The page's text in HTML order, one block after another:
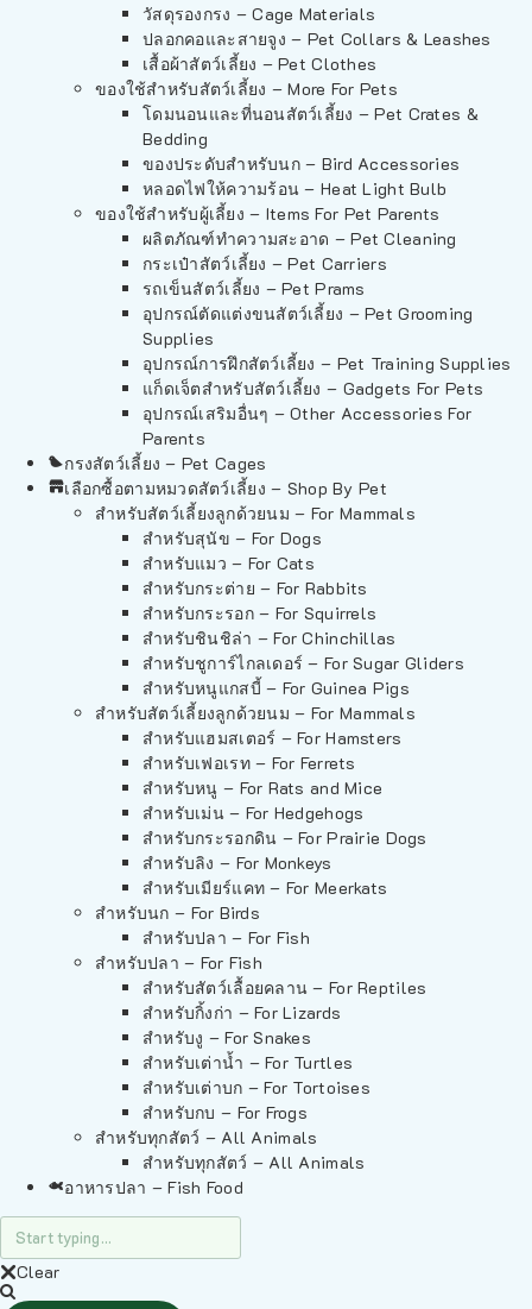
วัสดุรองกรง – Cage Materials
ปลอกคอและสายจูง – Pet Collars & Leashes
เสื้อผ้าสัตว์เลี้ยง – Pet Clothes
ของใช้สำหรับสัตว์เลี้ยง – More For Pets
โดมนอนและที่นอนสัตว์เลี้ยง – Pet Crates &
Bedding
ของประดับสำหรับนก – Bird Accessories
หลอดไฟให้ความร้อน – Heat Light Bulb
ของใช้สำหรับผู้เลี้ยง – Items For Pet Parents
ผลิตภัณฑ์ทำความสะอาด – Pet Cleaning
กระเป๋าสัตว์เลี้ยง – Pet Carriers
รถเข็นสัตว์เลี้ยง – Pet Prams
อุปกรณ์ตัดแต่งขนสัตว์เลี้ยง – Pet Grooming
Supplies
อุปกรณ์การฝึกสัตว์เลี้ยง – Pet Training Supplies
แก็ดเจ็ตสำหรับสัตว์เลี้ยง – Gadgets For Pets
อุปกรณ์เสริมอื่นๆ – Other Accessories For
Parents
กรงสัตว์เลี้ยง – Pet Cages
เลือกซื้อตามหมวดสัตว์เลี้ยง – Shop By Pet
สำหรับสัตว์เลี้ยงลูกด้วยนม – For Mammals
สำหรับสุนัข – For Dogs
สำหรับแมว – For Cats
สำหรับกระต่าย – For Rabbits
สำหรับกระรอก – For Squirrels
สำหรับชินชิล่า – For Chinchillas
สำหรับชูการ์ไกลเดอร์ – For Sugar Gliders
สำหรับหนูแกสบี้ – For Guinea Pigs
สำหรับสัตว์เลี้ยงลูกด้วยนม – For Mammals
สำหรับแฮมสเตอร์ – For Hamsters
สำหรับเฟอเรท – For Ferrets
สำหรับหนู – For Rats and Mice
สำหรับเม่น – For Hedgehogs
สำหรับกระรอกดิน – For Prairie Dogs
สำหรับลิง – For Monkeys
สำหรับเมียร์แคท – For Meerkats
สำหรับนก – For Birds
สำหรับปลา – For Fish
สำหรับปลา – For Fish
สำหรับสัตว์เลื้อยคลาน – For Reptiles
สำหรับกิ้งก่า – For Lizards
สำหรับงู – For Snakes
สำหรับเต่าน้ำ – For Turtles
สำหรับเต่าบก – For Tortoises
สำหรับกบ – For Frogs
สำหรับทุกสัตว์ – All Animals
สำหรับทุกสัตว์ – All Animals
อาหารปลา – Fish Food
Clear